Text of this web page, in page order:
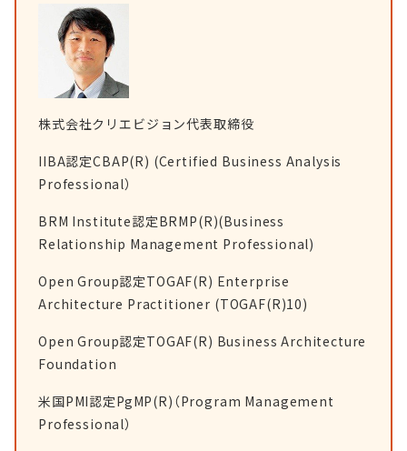
株式会社クリエビジョン代表取締役
IIBA認定CBAP(R) (Certified Business Analysis
Professional）
BRM Institute認定BRMP(R)(Business
Relationship Management Professional)
Open Group認定TOGAF(R) Enterprise
Architecture Practitioner (TOGAF(R)10)
Open Group認定TOGAF(R) Business Architecture
Foundation
米国PMI認定PgMP(R)（Program Management
Professional）